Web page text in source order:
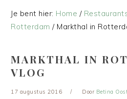
Je bent hier: Home /
Rotterdam /Markthal in
MARKTHAL IN
VLOG
17 augustus 2016 Door Betina